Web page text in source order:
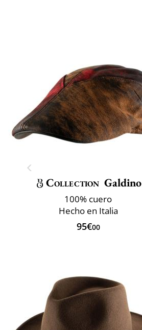
Collection Galdino
100% cuero
Hecho en Italia
95€00